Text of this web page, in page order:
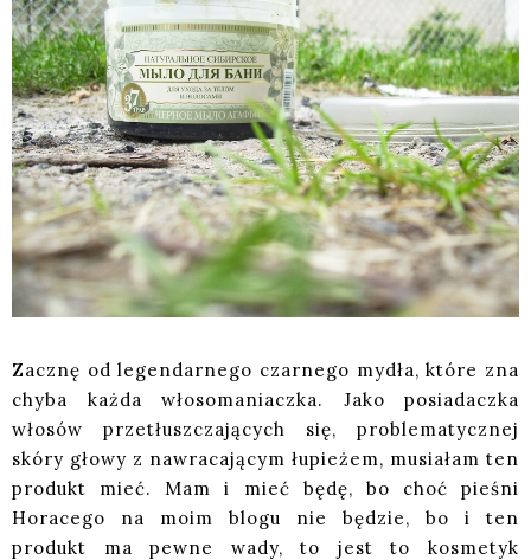
Zacznę od legendarnego czarnego mydła, które zna
chyba każda włosomaniaczka. Jako posiadaczka
włosów przetłuszczających się, problematycznej
skóry głowy z nawracającym łupieżem, musiałam ten
produkt mieć. Mam i mieć będę, bo choć pieśni
Horacego na moim blogu nie będzie, bo i ten
produkt ma pewne wady, to jest to kosmetyk